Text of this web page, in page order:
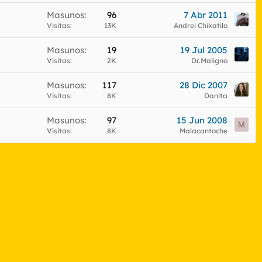
Masunos 96
Visitas 13K
7 Abr 2011
Andrei Chikatilo
Masunos 19
Visitas 2K
19 Jul 2005
Dr.Maligno
Masunos 117
Visitas 8K
28 Dic 2007
Danita
Masunos 97
Visitas 8K
15 Jun 2008
Malacantoche
M